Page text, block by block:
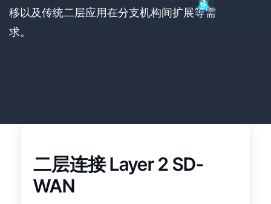
移以及传统二层应用在分支机构间扩展等需
求。
二层连接 Layer 2 SD-
WAN